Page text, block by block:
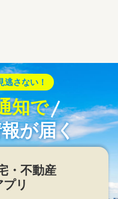
逃さない！
知で
が届く
・不動産
プリ